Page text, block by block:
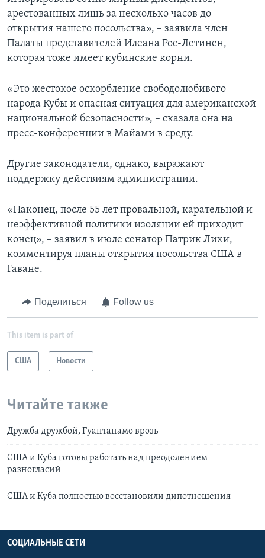
арестованных лишь за несколько часов до
открытия нашего посольства», – заявила член
Палаты представителей Илеана Рос-Летинен,
которая тоже имеет кубинские корни.
«Это жестокое оскорбление свободолюбивого
народа Кубы и опасная ситуация для американской
национальной безопасности», – сказала она на
пресс-конференции в Майами в среду.
Другие законодатели, однако, выражают
поддержку действиям администрации.
«Наконец, после 55 лет провальной, карательной и
неэффективной политики изоляции ей приходит
конец», – заявил в июле сенатор Патрик Лихи,
комментируя планы открытия посольства США в
Гаване.
Поделиться Follow us
This item is part of
США Новости
Читайте также
Дружба дружбой, Гуантанамо врозь
США и Куба готовы работать над преодолением
разногласий
США и Куба полностью восстановили дипотношения
СОЦИАЛЬНЫЕ СЕТИ